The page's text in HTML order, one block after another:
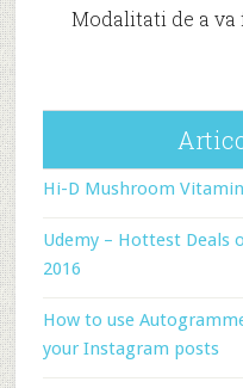
Modalitati de a
Hi-D Mushroom
Udemy – Hottest Deals
2016
How to use
your Instagram posts